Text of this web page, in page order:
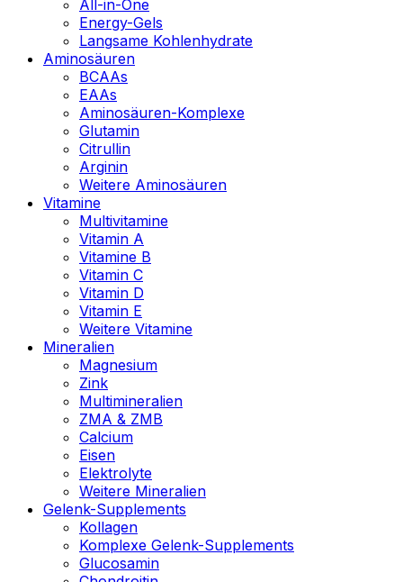
All-in-One
Energy-Gels
Langsame Kohlenhydrate
Aminosäuren
BCAAs
EAAs
Aminosäuren-Komplexe
Glutamin
Citrullin
Arginin
Weitere Aminosäuren
Vitamine
Multivitamine
Vitamin A
Vitamine B
Vitamin C
Vitamin D
Vitamin E
Weitere Vitamine
Mineralien
Magnesium
Zink
Multimineralien
ZMA & ZMB
Calcium
Eisen
Elektrolyte
Weitere Mineralien
Gelenk-Supplements
Kollagen
Komplexe Gelenk-Supplements
Glucosamin